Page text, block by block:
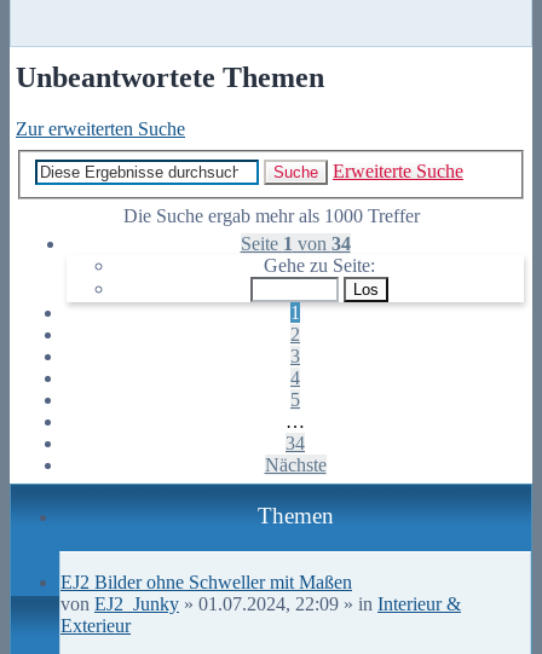
Unbeantwortete Themen
Zur erweiterten Suche
Suche Erweiterte Suche
Die Suche ergab mehr als 1000 Treffer
Seite 1 von 34
Gehe zu Seite:
1
2
3
4
5
…
34
Nächste
Themen
EJ2 Bilder ohne Schweller mit Maßen
Dateianhang
von EJ2_Junky » 01.07.2024, 22:09 » in Interieur &
Exterieur